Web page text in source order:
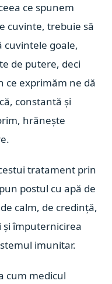
ce spunem
cuvinte, trebuie să
cuvintele goale,
de putere, deci
ce exprimăm ne dă
constantă și
hrănește
tratament prin
postul cu apă de
calm, de credință,
și împuternicirea
imunitar.
cum medicul